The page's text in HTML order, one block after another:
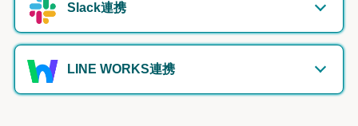
Slack連携
LINE WORKS連携